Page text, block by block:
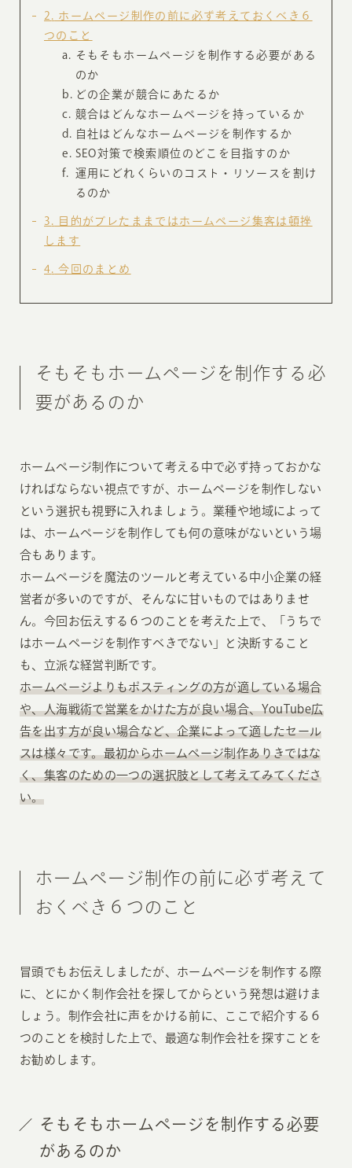
2
ホームページ制作の前に必ず考えておくべき６
つのこと
そもそもホームページを制作する必要がある
のか
どの企業が競合にあたるか
競合はどんなホームページを持っているか
自社はどんなホームページを制作するか
SEO対策で検索順位のどこを目指すのか
運用にどれくらいのコスト・リソースを割け
るのか
3
目的がブレたままではホームページ集客は頓挫
します
4 今回のまとめ
そもそもホームページを制作する必
要があるのか
ホームページ制作について考える中で必ず持っておかな
ければならない視点ですが、ホームページを制作しない
という選択も視野に入れましょう。業種や地域によって
は、ホームページを制作しても何の意味がないという場
合もあります。
ホームページを魔法のツールと考えている中小企業の経
営者が多いのですが、そんなに甘いものではありませ
ん。今回お伝えする６つのことを考えた上で、「うちで
はホームページを制作すべきでない」と決断すること
も、立派な経営判断です。
ホームページよりもポスティングの方が適している場合
や、人海戦術で営業をかけた方が良い場合、YouTube広
告を出す方が良い場合など、企業によって適したセール
スは様々です。最初からホームページ制作ありきではな
く、集客のための一つの選択肢として考えてみてくださ
い。
ホームページ制作の前に必ず考えて
おくべき６つのこと
冒頭でもお伝えしましたが、ホームページを制作する際
に、とにかく制作会社を探してからという発想は避けま
しょう。制作会社に声をかける前に、ここで紹介する６
つのことを検討した上で、最適な制作会社を探すことを
お勧めします。
そもそもホームページを制作する必要
があるのか